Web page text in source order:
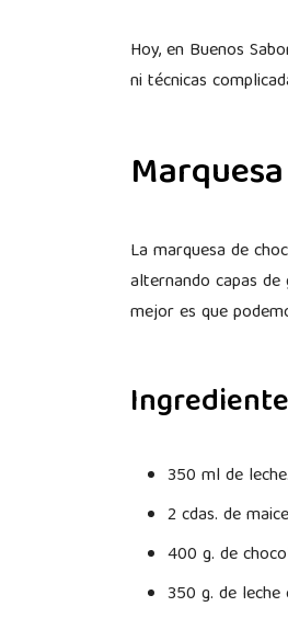
Hoy, en Buenos
ni técnicas
La marquesa de
alternando capas
mejor es que
350 ml de leche.
2 cdas. de
400 g. de
350 g. de leche